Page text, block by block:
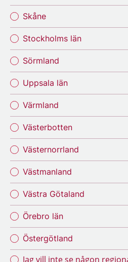
Skåne
Stockholms län
Sörmland
Uppsala län
Värmland
Västerbotten
Västernorrland
Västmanland
Västra Götaland
Örebro län
Östergötland
Jag vill inte se någon